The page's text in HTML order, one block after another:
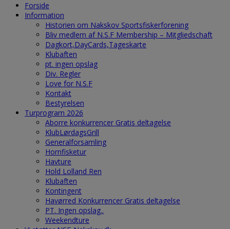
Forside
Information
Historien om Nakskov Sportsfiskerforening
Bliv medlem af N.S.F Membership – Mitgliedschaft
Dagkort,DayCards,Tageskarte
Klubaften
pt. ingen opslag
Div. Regler
Love for N.S.F
Kontakt
Bestyrelsen
Turprogram 2026
Aborre konkurrencer Gratis deltagelse
KlubLørdagsGrill
Generalforsamling
Hornfisketur
Havture
Hold Lolland Ren
Klubaften
Kontingent
Havørred Konkurrencer Gratis deltagelse
PT. Ingen opslag..
Weekendture